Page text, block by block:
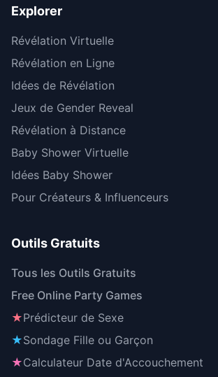
Explorer
Révélation Virtuelle
Révélation en Ligne
Idées de Révélation
Jeux de Gender Reveal
Révélation à Distance
Baby Shower Virtuelle
Idées Baby Shower
Pour Créateurs & Influenceurs
Outils Gratuits
Tous les Outils Gratuits
Free Online Party Games
★Prédicteur de Sexe
★Sondage Fille ou Garçon
★Calculateur Date d'Accouchement